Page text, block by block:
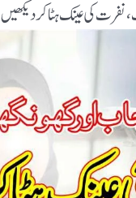
نفرت کی عینک ہٹا کر دیکھیں​